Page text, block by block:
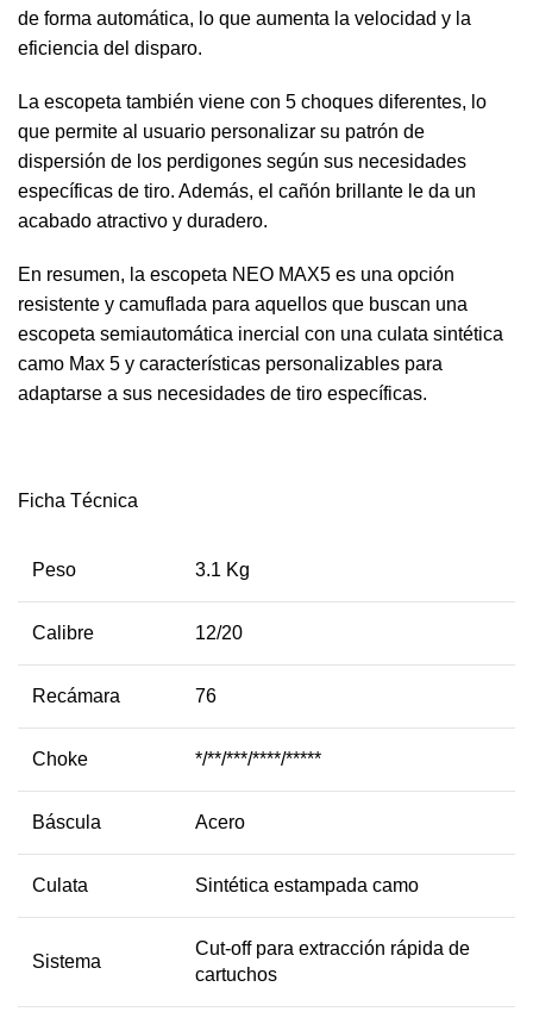
de forma automática, lo que aumenta la velocidad y la
eficiencia del disparo.
La escopeta también viene con 5 choques diferentes, lo
que permite al usuario personalizar su patrón de
dispersión de los perdigones según sus necesidades
específicas de tiro. Además, el cañón brillante le da un
acabado atractivo y duradero.
En resumen, la escopeta NEO MAX5 es una opción
resistente y camuflada para aquellos que buscan una
escopeta semiautomática inercial con una culata sintética
camo Max 5 y características personalizables para
adaptarse a sus necesidades de tiro específicas.
Ficha Técnica
Peso 3.1 Kg
Calibre 12/20
Recámara 76
Choke */**/***/****/*****
Báscula Acero
Culata Sintética estampada camo
Sistema
Cut-off para extracción rápida de
cartuchos